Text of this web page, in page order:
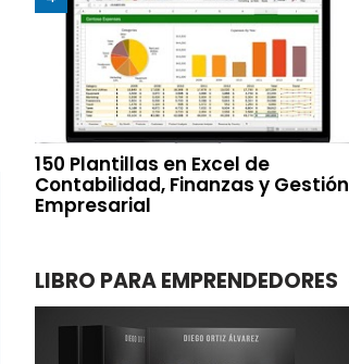
150 Plantillas en Excel de
Contabilidad, Finanzas y Gestión
Empresarial
LIBRO PARA EMPRENDEDORES